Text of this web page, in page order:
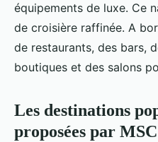
équipements de luxe. Ce
de croisière raffinée. A
de restaurants, des bars,
boutiques et des salons
Les destinations
proposées par